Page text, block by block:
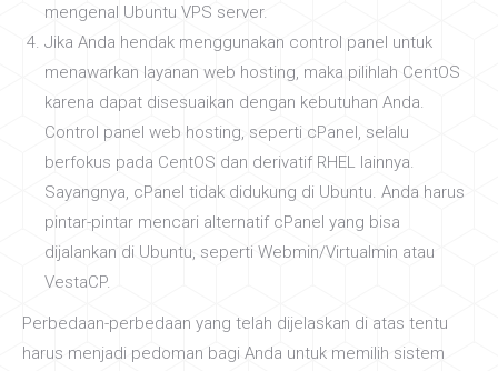
mengenal Ubuntu VPS server.
Jika Anda hendak menggunakan control panel untuk
menawarkan layanan web hosting, maka pilihlah CentOS
karena dapat disesuaikan dengan kebutuhan Anda.
Control panel web hosting, seperti cPanel, selalu
berfokus pada CentOS dan derivatif RHEL lainnya.
Sayangnya, cPanel tidak didukung di Ubuntu. Anda harus
pintar-pintar mencari alternatif cPanel yang bisa
dijalankan di Ubuntu, seperti Webmin/Virtualmin atau
VestaCP.
Perbedaan-perbedaan yang telah dijelaskan di atas tentu
harus menjadi pedoman bagi Anda untuk memilih sistem